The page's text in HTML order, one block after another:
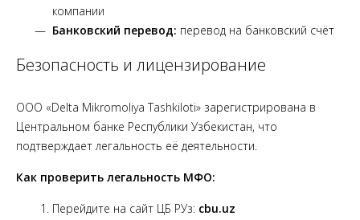
компании
Банковский перевод: перевод на банковский счёт
Безопасность и лицензирование
ООО «Delta Mikromoliya Tashkiloti» зарегистрирована в
Центральном банке Республики Узбекистан, что
подтверждает легальность её деятельности.
Как проверить легальность МФО:
Перейдите на сайт ЦБ РУз: cbu.uz